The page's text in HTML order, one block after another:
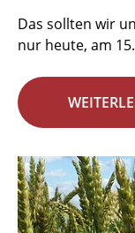
Das sollten wir
nur heute, am